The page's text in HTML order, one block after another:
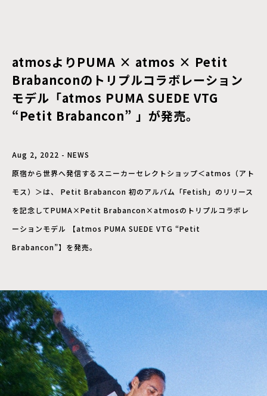
atmosよりPUMA × atmos × Petit
Brabanconのトリプルコラボレーション
モデル「atmos PUMA SUEDE VTG
“Petit Brabancon” 」が発売。
Aug 2, 2022 - NEWS
原宿から世界へ発信するスニーカーセレクトショップ＜atmos（アト
モス）＞は、 Petit Brabancon 初のアルバム「Fetish」のリリース
を記念してPUMA×Petit Brabancon×atmosのトリプルコラボレ
ーションモデル 【atmos PUMA SUEDE VTG “Petit
Brabancon”】を発売。